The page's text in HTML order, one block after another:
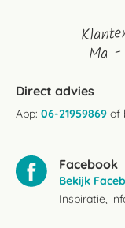
Ma
Direct advies
App: 06-21959869 of
Facebook
Bekijk
Inspiratie,